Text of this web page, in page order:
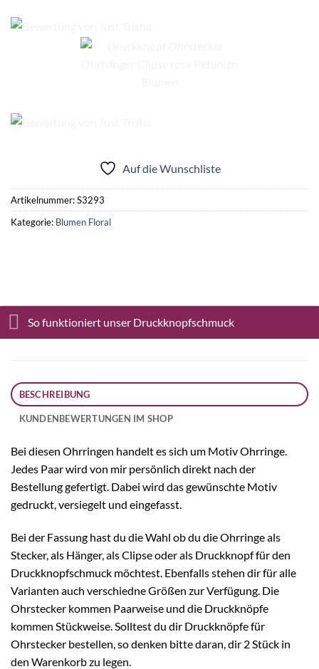
Auf die Wunschliste
Artikelnummer:S3293
Kategorie: Blumen Floral
So funktioniert unser Druckknopfschmuck
BESCHREIBUNG
KUNDENBEWERTUNGEN IM SHOP
Bei diesen Ohrringen handelt es sich um Motiv Ohrringe.
Jedes Paar wird von mir persönlich direkt nach der
Bestellung gefertigt. Dabei wird das gewünschte Motiv
gedruckt, versiegelt und eingefasst.
Bei der Fassung hast du die Wahl ob du die Ohrringe als
Stecker, als Hänger, als Clipse oder als Druckknopf für den
Druckknopfschmuck möchtest. Ebenfalls stehen dir für alle
Varianten auch verschiedne Größen zur Verfügung. Die
Ohrstecker kommen Paarweise und die Druckknöpfe
kommen Stückweise. Solltest du dir Druckknöpfe für
Ohrstecker bestellen, so denken bitte daran, dir 2 Stück in
den Warenkorb zu legen.